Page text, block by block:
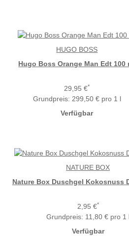
Hugo Boss Orange Man Edt 100
29,95 €*
Grundpreis: 299,50 € pro 1 l
Verfügbar
HUGO BOSS
Nature Box Duschgel Kokosnuss
2,95 €*
Grundpreis: 11,80 € pro 1
Verfügbar
NATURE BOX